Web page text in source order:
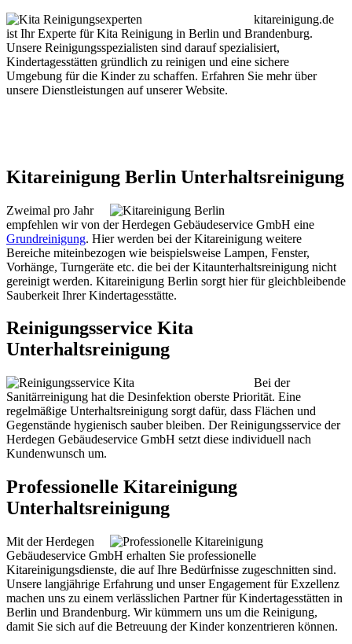
kitareinigung.de
ist Ihr Experte für Kita Reinigung in Berlin und Brandenburg.
Unsere Reinigungsspezialisten sind darauf spezialisiert,
Kindertagesstätten gründlich zu reinigen und eine sichere
Umgebung für die Kinder zu schaffen. Erfahren Sie mehr über
unsere Dienstleistungen auf unserer Website.
Kitareinigung Berlin Unterhaltsreinigung
Zweimal pro Jahr
empfehlen wir von der Herdegen Gebäudeservice GmbH eine
Grundreinigung. Hier werden bei der Kitareinigung weitere
Bereiche miteinbezogen wie beispielsweise Lampen, Fenster,
Vorhänge, Turngeräte etc. die bei der Kitaunterhaltsreinigung nicht
gereinigt werden. Kitareinigung Berlin sorgt hier für gleichbleibende
Sauberkeit Ihrer Kindertagesstätte.
Reinigungsservice Kita
Unterhaltsreinigung
Bei der
Sanitärreinigung hat die Desinfektion oberste Priorität. Eine
regelmäßige Unterhaltsreinigung sorgt dafür, dass Flächen und
Gegenstände hygienisch sauber bleiben. Der Reinigungsservice der
Herdegen Gebäudeservice GmbH setzt diese individuell nach
Kundenwunsch um.
Professionelle Kitareinigung
Unterhaltsreinigung
Mit der Herdegen
Gebäudeservice GmbH erhalten Sie professionelle
Kitareinigungsdienste, die auf Ihre Bedürfnisse zugeschnitten sind.
Unsere langjährige Erfahrung und unser Engagement für Exzellenz
machen uns zu einem verlässlichen Partner für Kindertagesstätten in
Berlin und Brandenburg. Wir kümmern uns um die Reinigung,
damit Sie sich auf die Betreuung der Kinder konzentrieren können.